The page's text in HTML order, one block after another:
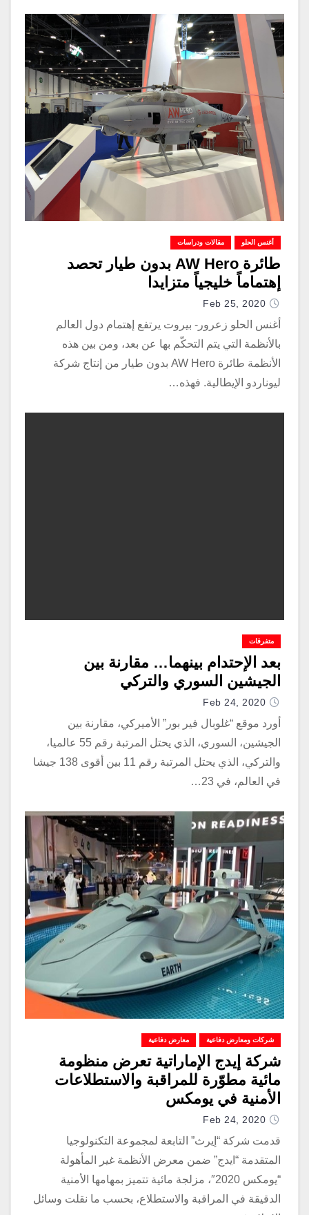
أغنس الحلو مقالات ودراسات
طائرة AW Hero بدون طيار تحصد
إهتماماً خليجياً متزايدا
Feb 25, 2020
أغنس الحلو زعرور- بيروت يرتفع إهتمام دول العالم
بالأنظمة التي يتم التحكّم بها عن بعد، ومن بين هذه
الأنظمة طائرة AW Hero بدون طيار من إنتاج شركة
ليوناردو الإيطالية. فهذه…
متفرقات
بعد الإحتدام بينهما… مقارنة بين
الجيشين السوري والتركي
Feb 24, 2020
أورد موقع “غلوبال فير بور” الأميركي، مقارنة بين
الجيشين، السوري، الذي يحتل المرتبة رقم 55 عالميا،
والتركي، الذي يحتل المرتبة رقم 11 بين أقوى 138 جيشا
في العالم، في 23…
شركات ومعارض دفاعية معارض دفاعية
شركة إيدج الإماراتية تعرض منظومة
مائية مطوّرة للمراقبة والاستطلاعات
الأمنية في يومكس
Feb 24, 2020
قدمت شركة “إيرث” التابعة لمجموعة التكنولوجيا
المتقدمة “ايدج” ضمن معرض الأنظمة غير المأهولة
“يومكس 2020″، مزلجة مائية تتميز بمهامها الأمنية
الدقيقة في المراقبة والاستطلاع، بحسب ما نقلت وسائل